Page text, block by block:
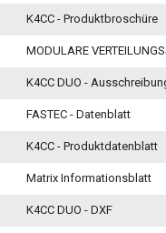
K4CC - Produktbroschüre
MODULARE
K4CC DUO -
FASTEC - Datenblatt
K4CC - Produktdatenblatt
Matrix Informationsblatt
K4CC DUO - DXF